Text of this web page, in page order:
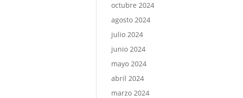
octubre 2024
agosto 2024
julio 2024
junio 2024
mayo 2024
abril 2024
marzo 2024